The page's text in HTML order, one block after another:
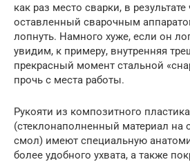
как раз место сварки, в
оставленный сварочным
лопнуть. Намного хуже, если он
увидим, к примеру, внутренняя
прекрасный момент стальной
прочь с места работы.
Рукояти из композитного
(стеклонаполненный материал
смол) имеют специальную
более удобного ухвата, а также